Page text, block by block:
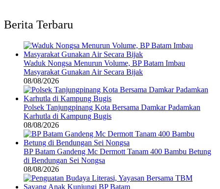
Berita Terbaru
Waduk Nongsa Menurun Volume, BP Batam Imbau
Masyarakat Gunakan Air Secara Bijak
08/08/2026
Polsek Tanjungpinang Kota Bersama Damkar Padamkan
Karhutla di Kampung Bugis
08/08/2026
BP Batam Gandeng Mc Dermott Tanam 400 Bambu Betung
di Bendungan Sei Nongsa
08/08/2026